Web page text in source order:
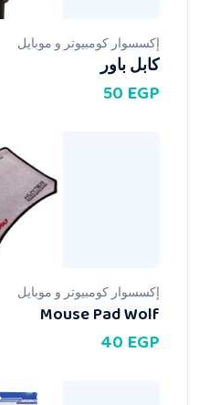
إكسسوار كومبيوتر و موبايل
كابل باور
50EGP
إكسسوار كومبيوتر و موبايل
Mouse Pad Wolf
40EGP